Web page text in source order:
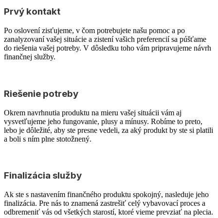
Prvý kontakt
Po oslovení zisťujeme, v čom potrebujete našu pomoc a po
zanalyzovaní vašej situácie a zistení vašich preferencií sa púšťame
do riešenia vašej potreby. V dôsledku toho vám pripravujeme návrh
finančnej služby.
Riešenie potreby
Okrem navrhnutia produktu na mieru vašej situácii vám aj
vysvetľujeme jeho fungovanie, plusy a mínusy. Robíme to preto,
lebo je dôležité, aby ste presne vedeli, za aký produkt by ste si platili
a boli s ním plne stotožnený.
Finalizácia služby
Ak ste s nastavením finančného produktu spokojný, nasleduje jeho
finalizácia. Pre nás to znamená zastrešiť celý vybavovací proces a
odbremeniť vás od všetkých starostí, ktoré vieme prevziať na plecia.